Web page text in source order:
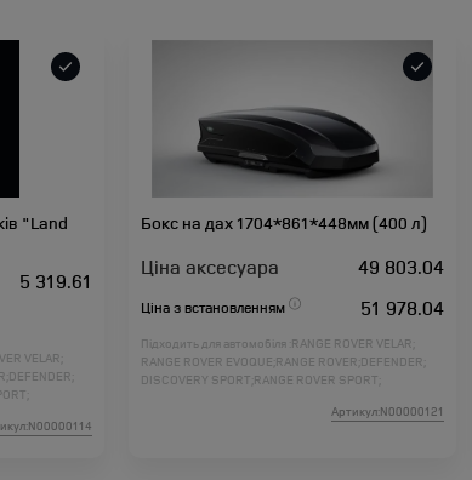
"Land
5 319.61
VELAR;
DEFENDER;
L461;
Бокс на дах 1704*861*448мм (400 л)
Ціна аксесуара 49 803.04
Ціна з встановленням 51 978.04
Підходить для автомобіля : RANGE ROVER VELAR;
RANGE ROVER EVOQUE; RANGE ROVER; DEFENDER;
DISCOVERY SPORT; RANGE ROVER SPORT;
RANGE ROVER SPORT L461;
Артикул:N00000121